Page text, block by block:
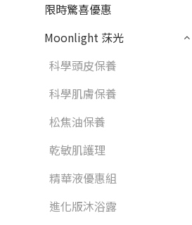
限時驚喜優惠
Moonlight 莯光
科學頭皮保養
科學肌膚保養
松焦油保養
乾敏肌護理
精華液優惠組
進化版沐浴露